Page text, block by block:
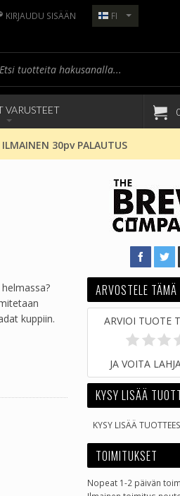
KIRJAUDU SISÄÄN FI
VARUSTEET
30pv PALAUTUS
kuppiin.
ARVOSTELE
ARVIOI TUOTE
JA VOITA
KYSY LISÄÄ
KYSY LISÄÄ
TOIMITUKSET
Nopeat 1-2 päivän